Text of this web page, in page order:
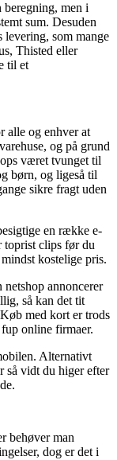
men i
sum. Desuden
levering, som mange
Thisted eller
til et
alle og enhver at
og på grund
været tvunget til
børn, og ligeså til
sikre fragt uden
en række e-
toprist clips før du
kostelige pris.
annoncerer
så kan det tit
med kort er trods
online firmaer.
Alternativt
vidt du higer efter
behøver man
dog er det i